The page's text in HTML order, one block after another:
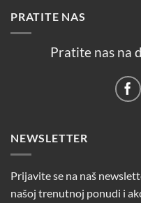
PRATITE NAS
Pratite nas na
NEWSLETTER
Prijavite se na naš
našoj trenutnoj ponudi i